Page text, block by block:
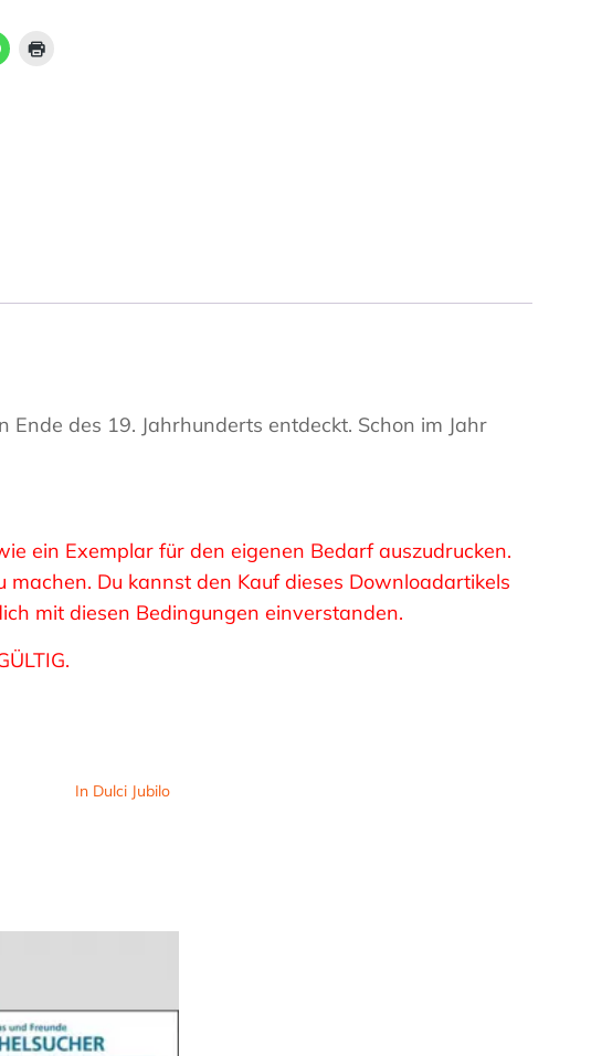
des 19. Jahrhunderts entdeckt. Schon im Jahr
ein Exemplar für den eigenen Bedarf auszudrucken.
Du kannst den Kauf dieses Downloadartikels
mit diesen Bedingungen einverstanden.
In Dulci Jubilo